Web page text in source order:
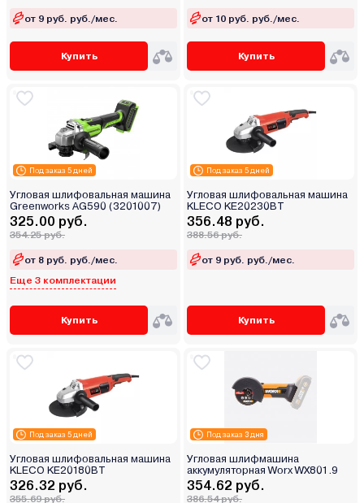
от 9 руб. руб./мес.
Купить
от 10 руб. руб./мес.
Купить
Под заказ 5 дней
Угловая шлифовальная машина
Greenworks AG590 (3201007)
325.00 руб.
354.25 руб.
от 8 руб. руб./мес.
Еще 3 комплектации
Купить
Под заказ 5 дней
Угловая шлифовальная машина
KLECO KE20230BT
356.48 руб.
388.56 руб.
от 9 руб. руб./мес.
Купить
Под заказ 5 дней
Угловая шлифовальная машина
KLECO KE20180BT
326.32 руб.
355.69 руб.
Под заказ 3 дня
Угловая шлифмашина
аккумуляторная Worx WX801.9
354.62 руб.
386.54 руб.